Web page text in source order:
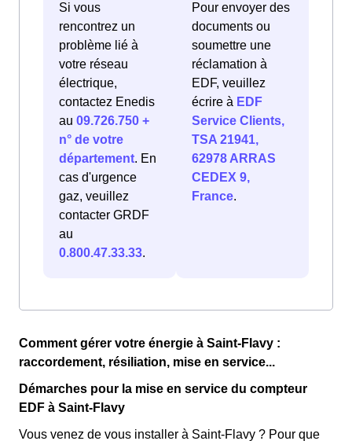
Si vous
rencontrez un
problème lié à
votre réseau
électrique,
contactez Enedis
au 09.726.750 +
n° de votre
département. En
cas d'urgence
gaz, veuillez
contacter GRDF
au
0.800.47.33.33.
Pour envoyer des
documents ou
soumettre une
réclamation à
EDF, veuillez
écrire à EDF
Service Clients,
TSA 21941,
62978 ARRAS
CEDEX 9,
France.
Comment gérer votre énergie à Saint-Flavy :
raccordement, résiliation, mise en service...
Démarches pour la mise en service du compteur
EDF à Saint-Flavy
Vous venez de vous installer à Saint-Flavy ? Pour que